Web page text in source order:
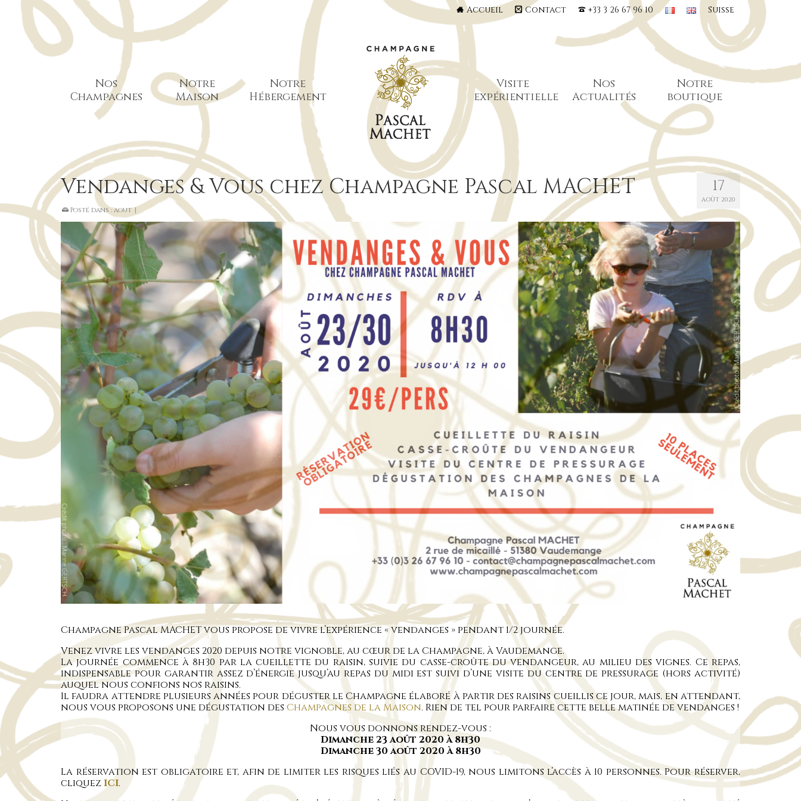
Accueil Contact +33 3 26 67 96 10 Suisse
Nos
Champagnes
Notre
Maison
Notre
Hébergement
Visite
expérientielle
Nos
Actualités
Notre
boutique
17
AOÛT 2020
Vendanges & Vous chez Champagne Pascal MACHET
Posté dans :aout |
Champagne Pascal MACHET vous propose de vivre l’expérience « vendanges » pendant 1/2 journée.
Venez vivre les vendanges 2020 depuis notre vignoble, au cœur de la Champagne, à Vaudemange.
La journée commence à 8h30 par la cueillette du raisin, suivie du casse-croûte du vendangeur, au milieu des vignes. Ce repas,
indispensable pour garantir assez d’énergie jusqu’au repas du midi est suivi d’une visite du centre de pressurage (hors activité)
auquel nous confions nos raisins.
Il faudra attendre plusieurs années pour déguster le Champagne élaboré à partir des raisins cueillis ce jour, mais, en attendant,
nous vous proposons une dégustation des Champagnes de la Maison. Rien de tel pour parfaire cette belle matinée de vendanges !
Nous vous donnons rendez-vous :
Dimanche 23 août 2020 à 8h30
Dimanche 30 août 2020 à 8h30
La réservation est obligatoire et, afin de limiter les risques liés au COVID-19, nous limitons l’accès à 10 personnes. Pour réserver,
cliquezICI.